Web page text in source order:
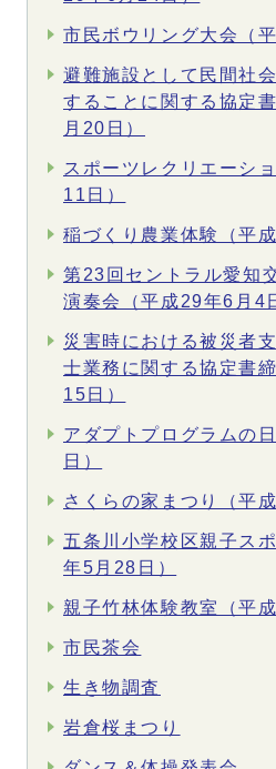
市民ボウリング大会（
避難施設として民間社
することに関する協定
月20日）
スポーツレクリエーシ
11日）
稲づくり農業体験（平
第23回セントラル愛知
演奏会（平成29年6月4
災害時における被災者
士業務に関する協定書
15日）
アダプトプログラムの
日）
さくらの家まつり（平
五条川小学校区親子ス
年5月28日）
親子竹林体験教室（平
市民茶会
生き物調査
岩倉桜まつり